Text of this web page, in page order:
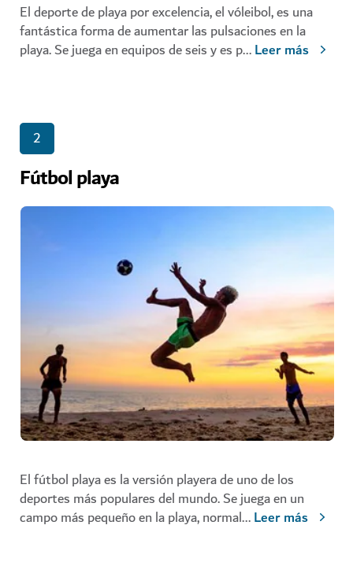
El deporte de playa por excelencia, el vóleibol, es una
fantástica forma de aumentar las pulsaciones en la
playa. Se juega en equipos de seis y es p...Leer más
2
Fútbol playa
El fútbol playa es la versión playera de uno de los
deportes más populares del mundo. Se juega en un
campo más pequeño en la playa, normal...Leer más